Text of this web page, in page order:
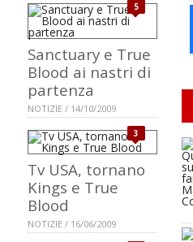
5
Sanctuary e True
Blood ai nastri di
partenza
NOTIZIE / 14/10/2009
3
Tv USA, tornano
Kings e True
Blood
NOTIZIE / 16/06/2009